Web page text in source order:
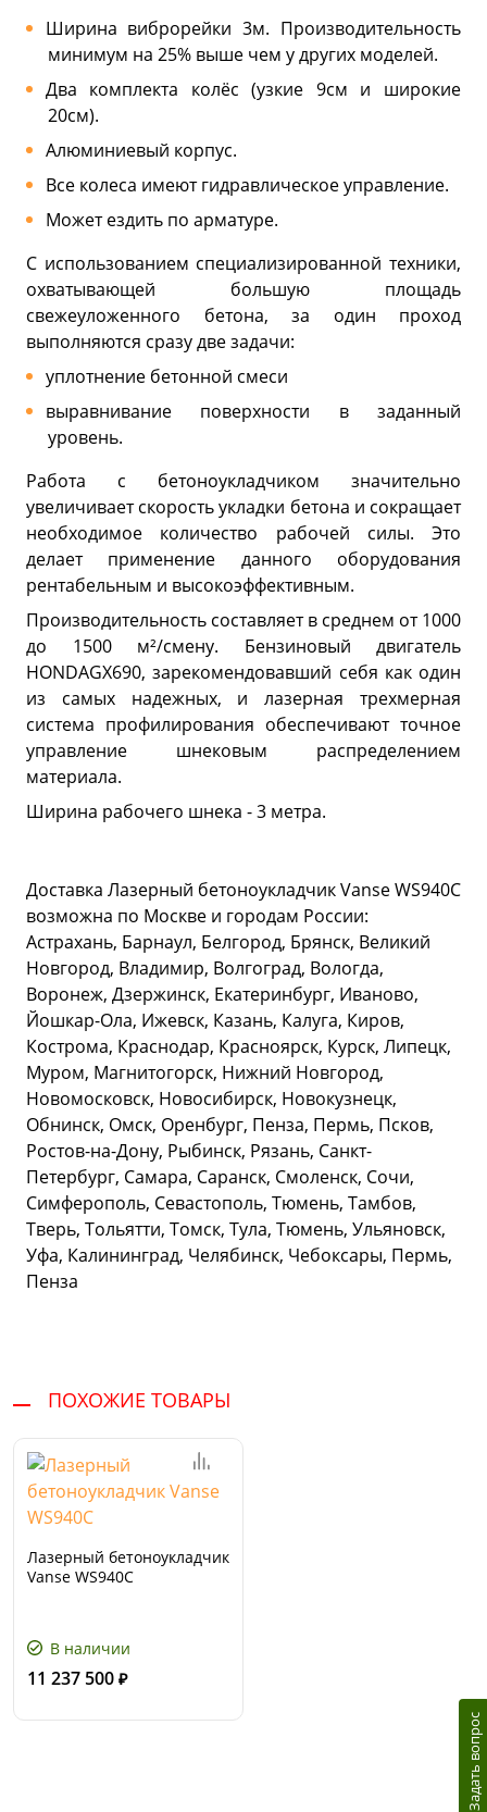
Ширина виброрейки 3м. Производительность
минимум на 25% выше чем у других моделей.
Два комплекта колёс (узкие 9см и широкие
20см).
Алюминиевый корпус.
Все колеса имеют гидравлическое управление.
Может ездить по арматуре.
С использованием специализированной техники,
охватывающей большую площадь
свежеуложенного бетона, за один проход
выполняются сразу две задачи:
уплотнение бетонной смеси
выравнивание поверхности в заданный
уровень.
Работа с бетоноукладчиком значительно
увеличивает скорость укладки бетона и сокращает
необходимое количество рабочей силы. Это
делает применение данного оборудования
рентабельным и высокоэффективным.
Производительность составляет в среднем от 1000
до 1500 м²/смену. Бензиновый двигатель
HONDAGX690, зарекомендовавший себя как один
из самых надежных, и лазерная трехмерная
система профилирования обеспечивают точное
управление шнековым распределением
материала.
Ширина рабочего шнека - 3 метра.
Доставка Лазерный бетоноукладчик Vanse WS940C
возможна по Москве и городам России:
Астрахань, Барнаул, Белгород, Брянск, Великий
Новгород, Владимир, Волгоград, Вологда,
Воронеж, Дзержинск, Екатеринбург, Иваново,
Йошкар-Ола, Ижевск, Казань, Калуга, Киров,
Кострома, Краснодар, Красноярск, Курск, Липецк,
Муром, Магнитогорск, Нижний Новгород,
Новомосковск, Новосибирск, Новокузнецк,
Обнинск, Омск, Оренбург, Пенза, Пермь, Псков,
Ростов-на-Дону, Рыбинск, Рязань, Санкт-
Петербург, Самара, Саранск, Смоленск, Сочи,
Симферополь, Севастополь, Тюмень, Тамбов,
Тверь, Тольятти, Томск, Тула, Тюмень, Ульяновск,
Уфа, Калининград, Челябинск, Чебоксары, Пермь,
Пенза
ПОХОЖИЕ ТОВАРЫ
Лазерный бетоноукладчик
Vanse WS940C
В наличии
11 237 500 ₽
Задать вопрос